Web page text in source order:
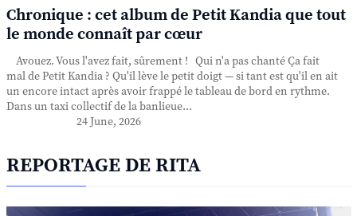
Chronique : cet album de Petit Kandia que tout
le monde connaît par cœur
Avouez. Vous l'avez fait, sûrement ! Qui n'a pas chanté Ça fait
mal de Petit Kandia ? Qu'il lève le petit doigt — si tant est qu'il en ait
un encore intact après avoir frappé le tableau de bord en rythme.
Dans un taxi collectif de la banlieue...
24 June, 2026
REPORTAGE DE RITA